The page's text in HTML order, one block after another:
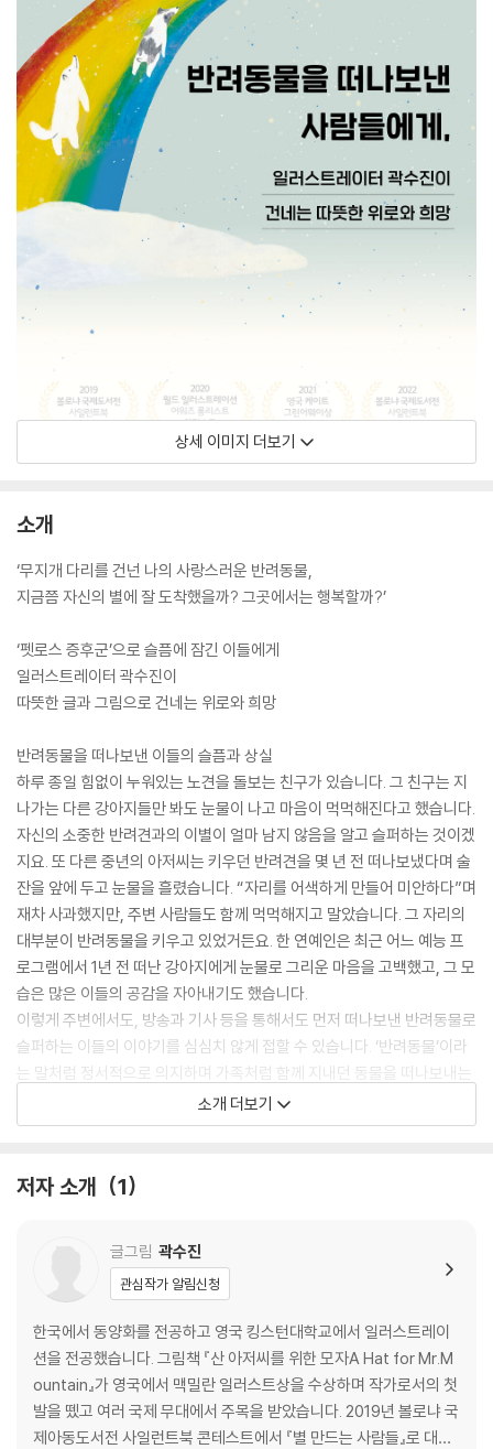
상세 이미지 더보기
소개
‘무지개 다리를 건넌 나의 사랑스러운 반려동물,
지금쯤 자신의 별에 잘 도착했을까? 그곳에서는 행복할까?’
‘펫로스 증후군’으로 슬픔에 잠긴 이들에게
일러스트레이터 곽수진이
따뜻한 글과 그림으로 건네는 위로와 희망
반려동물을 떠나보낸 이들의 슬픔과 상실
하루 종일 힘없이 누워있는 노견을 돌보는 친구가 있습니다. 그 친구는 지
나가는 다른 강아지들만 봐도 눈물이 나고 마음이 먹먹해진다고 했습니다.
자신의 소중한 반려견과의 이별이 얼마 남지 않음을 알고 슬퍼하는 것이겠
지요. 또 다른 중년의 아저씨는 키우던 반려견을 몇 년 전 떠나보냈다며 술
잔을 앞에 두고 눈물을 흘렸습니다. “자리를 어색하게 만들어 미안하다”며
재차 사과했지만, 주변 사람들도 함께 먹먹해지고 말았습니다. 그 자리의
대부분이 반려동물을 키우고 있었거든요. 한 연예인은 최근 어느 예능 프
로그램에서 1년 전 떠난 강아지에게 눈물로 그리운 마음을 고백했고, 그 모
습은 많은 이들의 공감을 자아내기도 했습니다.
이렇게 주변에서도, 방송과 기사 등을 통해서도 먼저 떠나보낸 반려동물로
슬퍼하는 이들의 이야기를 심심치 않게 접할 수 있습니다. ‘반려동물’이라
는 말처럼 정서적으로 의지하며 가족처럼 함께 지내던 동물을 떠나보내는
일은 누구라도 결코 감당하기 쉬운 일이 아닙니다. 그로 인한 슬픔과 상실
의 감정은 너무나 당연하며 자연스러운 것이지요.
다시 만날 그날을 향한 기쁨과 희망
서로 다시 만나게 되는 그날, 그 누구보다 먼저 마중 나와 반겨준다고 하지
요, 이 책은 바로 이 이야기로부터 시작됐습니다. 반려동물의 죽음이 영원
그리고 슬픔과 상실의 감정에 머무르지 않고, 그보다 다가올 재회에 대한
희망과 기대감을 전하고 싶었습니다. 그 누구보다 사랑하고 소중한 존재를
다시 만날 수 있다는 기쁨과 희망이야말로 지금의 슬픔에 가장 큰 위로가
될 테니까요.
소개 더보기
저자 소개 1
글그림 곽수진
관심작가 알림신청
한국에서 동양화를 전공하고 영국 킹스턴대학교에서 일러스트레이
션을 전공했습니다. 그림책 『산 아저씨를 위한 모자A Hat for Mr.M
ountain』가 영국에서 맥밀란 일러스트상을 수상하며 작가로서의 첫
발을 뗐고 여러 국제 무대에서 주목을 받았습니다. 2019년 볼로냐 국
제아동도서전 사일런트북 콘테스트에서 『별 만드는 사람들』로 대상